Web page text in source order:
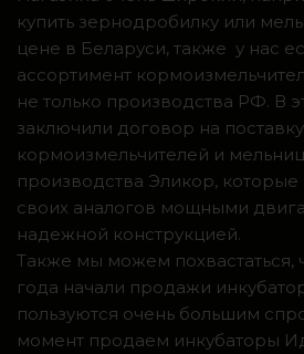
купить зернодробилку или
цене в Беларуси, также у нас
ассортимент
не только производства РФ. В
заключили договор на поставку
кормоизмельчителей и
производства Эликор, которые
своих аналогов мощными
надежной конструкцией.
Также мы можем похвастаться,
года начали продажи
пользуются очень большим
момент продаем инкубаторы